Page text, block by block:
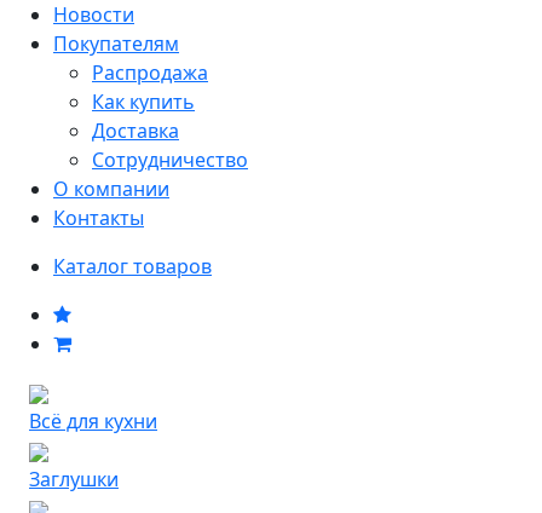
Новости
Покупателям
Распродажа
Как купить
Доставка
Сотрудничество
О компании
Контакты
Каталог товаров
Всё для кухни
Заглушки